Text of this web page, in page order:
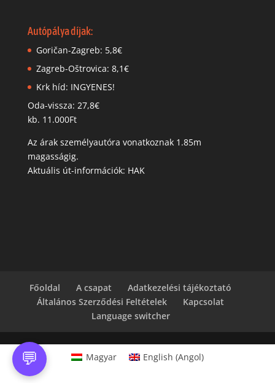
Autópálya díjak:
Goričan-Zagreb: 5,8€
Zagreb-Oštrovica: 8,1€
Krk híd: INGYENES!
Oda-vissza: 27,8€
kb. 11.000Ft
Az árak személyautóra vonatkoznak 1.85m
magasságig.
Aktuális út-információk: HAK
Főoldal A csapat
Adatkezelési tájékoztató
Általános Szerződési Feltételek
Kapcsolat
Language switcher
Magyar English (Angol)
💬